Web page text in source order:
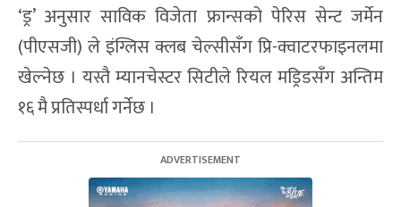
‘ड्र’ अनुसार साविक विजेता फ्रान्सको पेरिस सेन्ट जर्मेन
(पीएसजी) ले इंग्लिस क्लब चेल्सीसँग प्रि-क्वाटरफाइनलमा
खेल्नेछ । यस्तै म्यानचेस्टर सिटीले रियल मड्रिडसँग अन्तिम
१६ मै प्रतिस्पर्धा गर्नेछ ।